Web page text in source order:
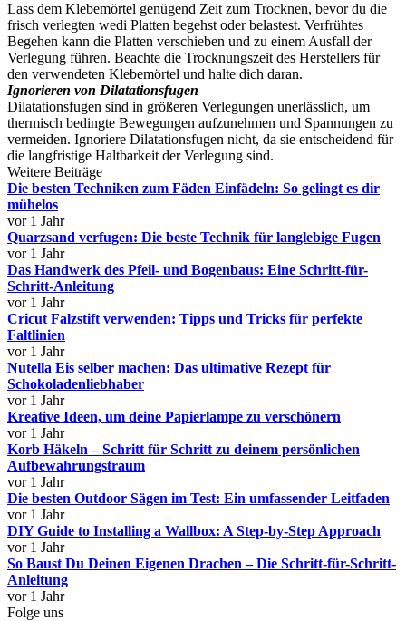
Lass dem Klebemörtel genügend Zeit zum Trocknen, bevor du die
frisch verlegten wedi Platten begehst oder belastest. Verfrühtes
Begehen kann die Platten verschieben und zu einem Ausfall der
Verlegung führen. Beachte die Trocknungszeit des Herstellers für
den verwendeten Klebemörtel und halte dich daran.
Ignorieren von Dilatationsfugen
Dilatationsfugen sind in größeren Verlegungen unerlässlich, um
thermisch bedingte Bewegungen aufzunehmen und Spannungen zu
vermeiden. Ignoriere Dilatationsfugen nicht, da sie entscheidend für
die langfristige Haltbarkeit der Verlegung sind.
Weitere Beiträge
Die besten Techniken zum Fäden Einfädeln: So gelingt es dir
mühelos
vor 1 Jahr
Quarzsand verfugen: Die beste Technik für langlebige Fugen
vor 1 Jahr
Das Handwerk des Pfeil- und Bogenbaus: Eine Schritt-für-
Schritt-Anleitung
vor 1 Jahr
Cricut Falzstift verwenden: Tipps und Tricks für perfekte
Faltlinien
vor 1 Jahr
Nutella Eis selber machen: Das ultimative Rezept für
Schokoladenliebhaber
vor 1 Jahr
Kreative Ideen, um deine Papierlampe zu verschönern
vor 1 Jahr
Korb Häkeln – Schritt für Schritt zu deinem persönlichen
Aufbewahrungstraum
vor 1 Jahr
Die besten Outdoor Sägen im Test: Ein umfassender Leitfaden
vor 1 Jahr
DIY Guide to Installing a Wallbox: A Step-by-Step Approach
vor 1 Jahr
So Baust Du Deinen Eigenen Drachen – Die Schritt-für-Schritt-
Anleitung
vor 1 Jahr
Folge uns